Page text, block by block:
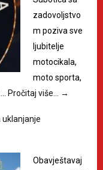
zadovoljstvo
m poziva sve
ljubitelje
motocikala,
moto sporta,
Pročitaj više… →
uklanjanje
Obavještavaj